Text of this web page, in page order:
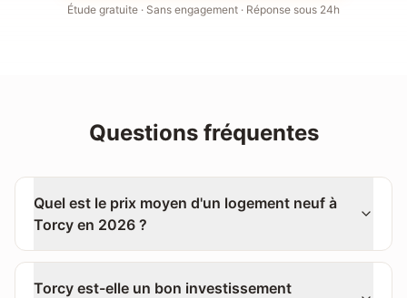
Étude gratuite · Sans engagement · Réponse sous 24h
Questions fréquentes
Quel est le prix moyen d'un logement neuf à
Torcy en 2026 ?
Torcy est-elle un bon investissement